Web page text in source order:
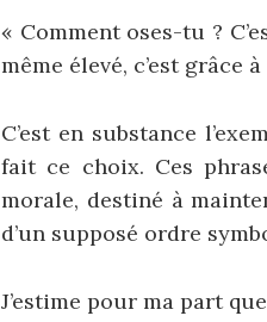
« Comment oses-tu ?
même élevé, c’est grâce
C’est en substance
fait ce choix. Ces
morale, destiné à
d’un supposé ordre
J’estime pour ma part